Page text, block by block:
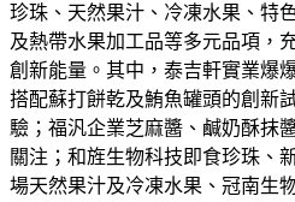
珍珠、天然果汁、冷凍水果、特
及熱帶水果加工品等多元品項，
創新能量。其中，泰吉軒實業爆
搭配蘇打餅乾及鮪魚罐頭的創新
驗；福汎企業芝麻醬、鹹奶酥抹
關注；和旌生物科技即食珍珠、
場天然果汁及冷凍水果、冠南生